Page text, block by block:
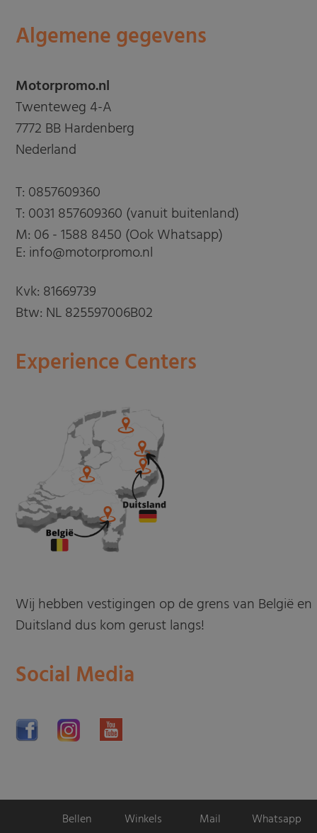
Algemene gegevens
Motorpromo.nl
Twenteweg 4-A
7772 BB Hardenberg
Nederland
T: 0857609360
T: 0031 857609360 (vanuit buitenland)
M: 06 - 1588 8450 (Ook Whatsapp)
E: info@motorpromo.nl
Kvk: 81669739
Btw: NL 825597006B02
Experience Centers
Wij hebben vestigingen op de grens van België en
Duitsland dus kom gerust langs!
Social Media
Bellen Winkels Mail Whatsapp
Motorpromo.nl door ProShops